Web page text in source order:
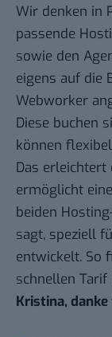
Wir denken in
passende
sowie den
eigens auf die
Webworker
Diese buchen
können
Das
ermöglicht
beiden
sagt, speziell
entwickelt. So
schnellen Tarif
Kristina,